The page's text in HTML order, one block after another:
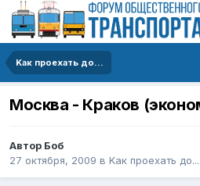
Kак проехать до...
Москва - Краков
Автор Боб
27 октября, 2009 в Kак проехать до...